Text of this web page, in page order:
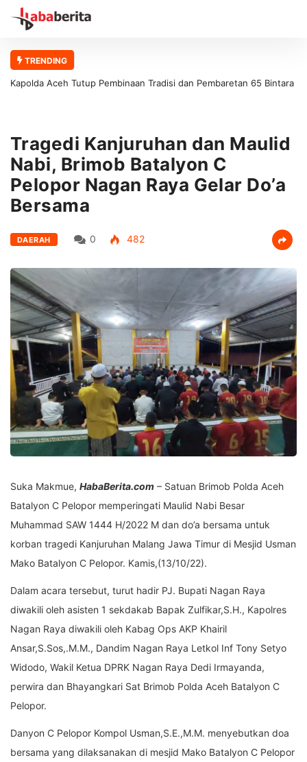
TRENDING
Kapolda Aceh Tutup Pembinaan Tradisi dan Pembaretan 65 Bintara
Tragedi Kanjuruhan dan Maulid
Nabi, Brimob Batalyon C
Pelopor Nagan Raya Gelar Do’a
Bersama
DAERAH 0 482
Suka Makmue, HabaBerita.com – Satuan Brimob Polda Aceh
Batalyon C Pelopor memperingati Maulid Nabi Besar
Muhammad SAW 1444 H/2022 M dan do’a bersama untuk
korban tragedi Kanjuruhan Malang Jawa Timur di Mesjid Usman
Mako Batalyon C Pelopor. Kamis,(13/10/22).
Dalam acara tersebut, turut hadir PJ. Bupati Nagan Raya
diwakili oleh asisten 1 sekdakab Bapak Zulfikar,S.H., Kapolres
Nagan Raya diwakili oleh Kabag Ops AKP Khairil
Ansar,S.Sos,.M.M., Dandim Nagan Raya Letkol Inf Tony Setyo
Widodo, Wakil Ketua DPRK Nagan Raya Dedi Irmayanda,
perwira dan Bhayangkari Sat Brimob Polda Aceh Batalyon C
Pelopor.
Danyon C Pelopor Kompol Usman,S.E.,M.M. menyebutkan doa
bersama yang dilaksanakan di mesjid Mako Batalyon C Pelopor